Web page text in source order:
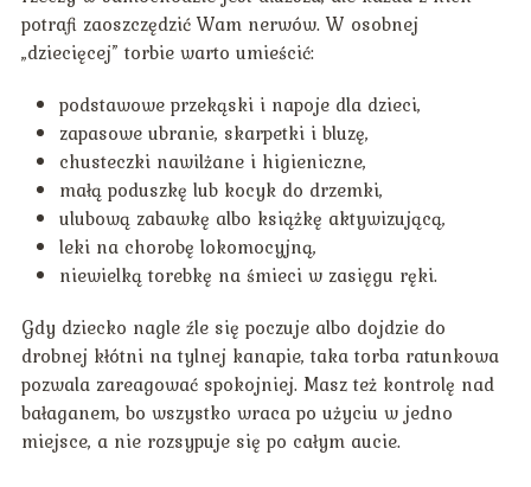
potrafi zaoszczędzić Wam nerwów. W osobnej
„dziecięcej” torbie warto umieścić:
podstawowe przekąski i napoje dla dzieci,
zapasowe ubranie, skarpetki i bluzę,
chusteczki nawilżane i higieniczne,
małą poduszkę lub kocyk do drzemki,
ulubową zabawkę albo książkę aktywizującą,
leki na chorobę lokomocyjną,
niewielką torebkę na śmieci w zasięgu ręki.
Gdy dziecko nagle źle się poczuje albo dojdzie do
drobnej kłótni na tylnej kanapie, taka torba ratunkowa
pozwala zareagować spokojniej. Masz też kontrolę nad
bałaganem, bo wszystko wraca po użyciu w jedno
miejsce, a nie rozsypuje się po całym aucie.